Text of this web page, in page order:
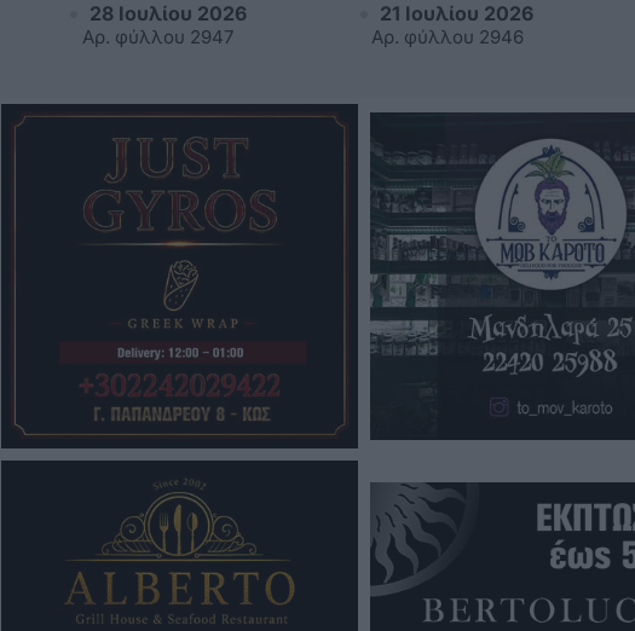
28 Ιουλίου 2026
Αρ. φύλλου 2947
21 Ιουλίου 2026
Αρ. φύλλου 2946